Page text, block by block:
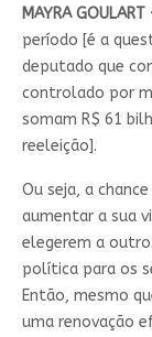
MAYRA GOULART
período [é a
deputado que
controlado por
somam R$ 61
reeleição].
Ou seja, a
aumentar a sua
elegerem a
política para os
Então, mesmo
uma renovação